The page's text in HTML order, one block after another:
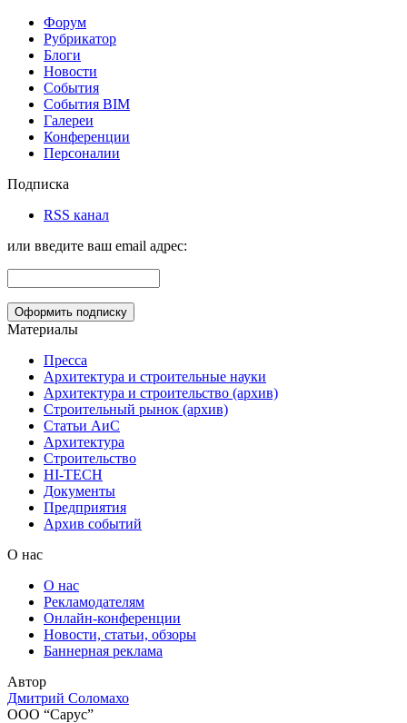
Форум
Рубрикатор
Блоги
Новости
События
События BIM
Галереи
Конференции
Персоналии
Подписка
RSS канал
или введите ваш email адрес:
Материалы
Пресса
Архитектура и строительные науки
Архитектура и строительство (архив)
Строительный рынок (архив)
Статьи АиС
Архитектура
Строительство
HI-TECH
Документы
Предприятия
Архив событий
О нас
О нас
Рекламодателям
Онлайн-конференции
Новости, статьи, обзоры
Баннерная реклама
Автор
Дмитрий Соломахо
ООО “Сарус”